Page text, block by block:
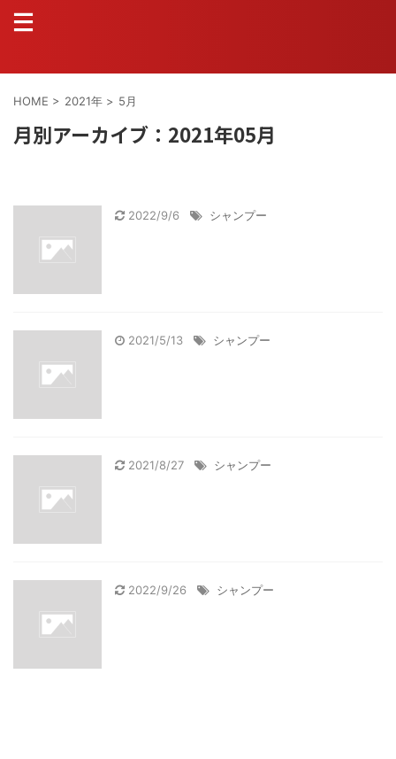
HOME > 2021年 > 5月
月別アーカイブ：2021年05月
2022/9/6 シャンプー
2021/5/13 シャンプー
2021/8/27 シャンプー
2022/9/26 シャンプー